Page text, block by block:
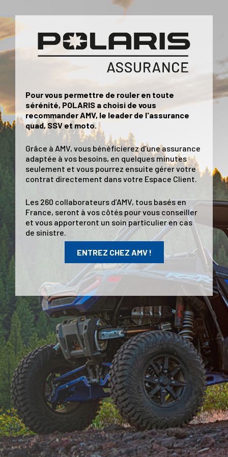
Pour vous permettre de rouler en toute
sérénité, POLARIS a choisi de vous
recommander AMV, le leader de l'assurance
quad, SSV et moto.
Grâce à AMV, vous bénéficierez d’une assurance
adaptée à vos besoins, en quelques minutes
seulement et vous pourrez ensuite gérer votre
contrat directement dans votre Espace Client.
Les 260 collaborateurs d’AMV, tous basés en
France, seront à vos côtés pour vous conseiller
et vous apporteront un soin particulier en cas
de sinistre.
ENTREZ CHEZ AMV !